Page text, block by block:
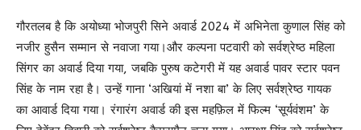
गौरतलब है कि अयोध्या भोजपुरी सिने अवार्ड 2024 में अभिनेता कुणाल सिंह को
नजीर हुसैन सम्मान से नवाजा गया।और कल्पना पटवारी को सर्वश्रेष्ठ महिला
सिंगर का अवार्ड दिया गया, जबकि पुरुष कटेगरी में यह अवार्ड पावर स्टार पवन
सिंह के नाम रहा है। उन्हें गाना ‘अखियां में नशा बा’ के लिए सर्वश्रेष्ठ गायक
का आवार्ड दिया गया। रंगारंग अवार्ड की इस महफ़िल में फिल्म ‘सूर्यवंशम’ के